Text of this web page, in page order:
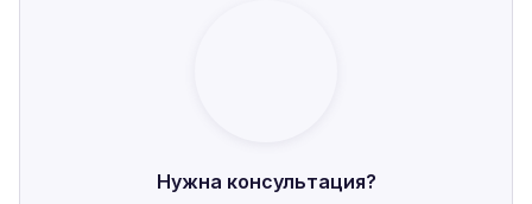
Нужна консультация?